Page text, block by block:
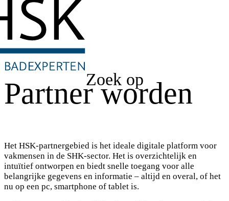
Zoek op
Partner worden
Het HSK-partnergebied is het ideale digitale platform voor
vakmensen in de SHK-sector. Het is overzichtelijk en
intuïtief ontworpen en biedt snelle toegang voor alle
belangrijke gegevens en informatie – altijd en overal, of het
nu op een pc, smartphone of tablet is.